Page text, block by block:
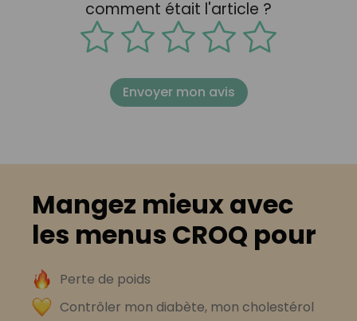
comment était l'article ?
Envoyer mon avis
Mangez mieux avec
les menus CROQ pour
Perte de poids
Contrôler mon diabète, mon cholestérol